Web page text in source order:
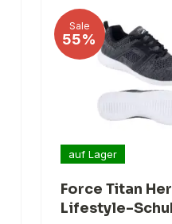
Sale
55%
auf Lager
Force Titan
Lifestyle-